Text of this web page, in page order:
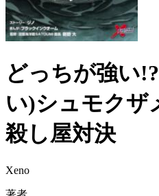
どっちが強い
い)シュモクザ
殺し屋対決
Xeno